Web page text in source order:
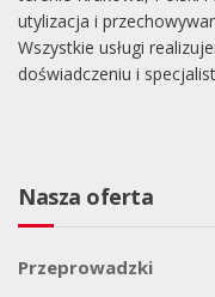
utylizacja i
Wszystkie usługi
doświadczeniu i
Nasza oferta
Przeprowadzki